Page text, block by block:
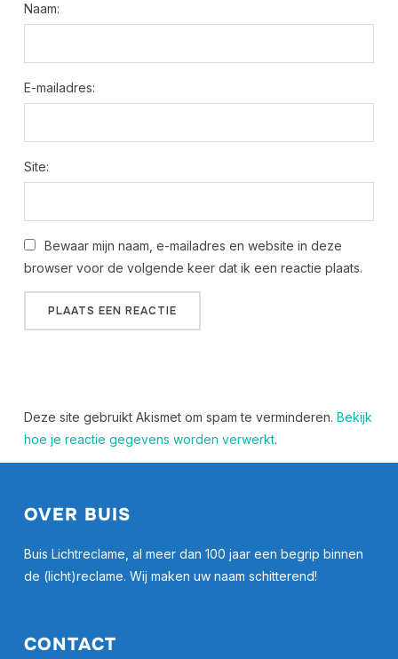
Naam:
E-mailadres:
Site:
Bewaar mijn naam, e-mailadres en website in deze
browser voor de volgende keer dat ik een reactie plaats.
Deze site gebruikt Akismet om spam te verminderen. Bekijk
hoe je reactie gegevens worden verwerkt.
OVER BUIS
Buis Lichtreclame, al meer dan 100 jaar een begrip binnen
de (licht)reclame. Wij maken uw naam schitterend!
CONTACT